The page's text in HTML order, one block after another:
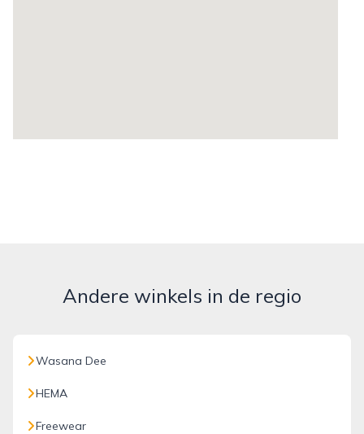
Andere winkels in de regio
Wasana Dee
HEMA
Freewear